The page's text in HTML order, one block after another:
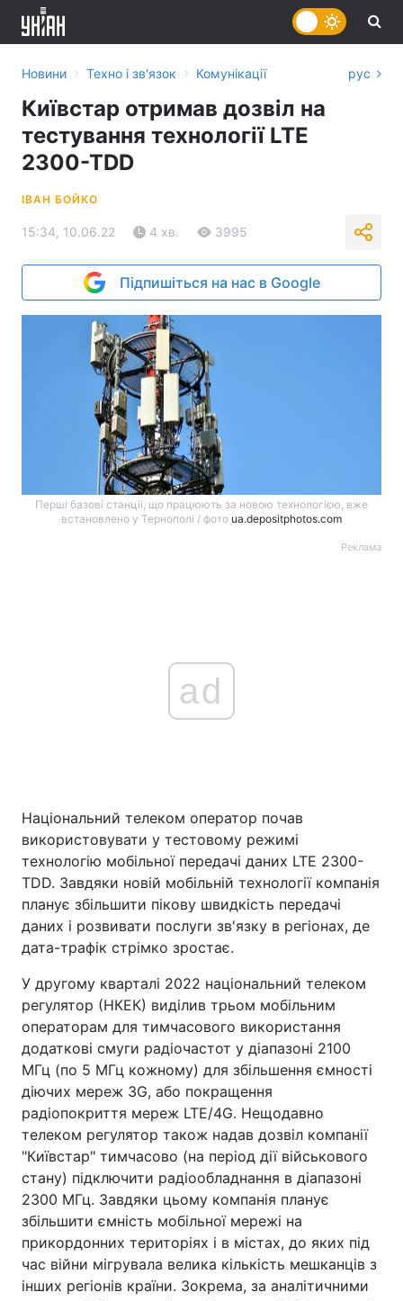
Головна Війна
Україна Політика
Спорт Наука
Техно і зв'язок
Зброя Інциденти
Здоров'я Туризм
Цікавинки Погода
Екологія Регіони
Лонгріди
Відео з Youtube Статті
Новини › Техно і зв'язок › Комунікації рус
Київстар отримав дозвіл на
тестування технології LTE
2300-TDD
ІВАН БОЙКО
15:34, 10.06.22 4 хв. 3995
Підпишіться на нас в Google
Перші базові станції, що працюють за новою технологією, вже
встановлено у Тернополі / фото ua.depositphotos.com
Реклама
ad
Національний телеком оператор почав
використовувати у тестовому режимі
технологію мобільної передачі даних LTE 2300-
TDD. Завдяки новій мобільній технології компанія
планує збільшити пікову швидкість передачі
даних і розвивати послуги зв'язку в регіонах, де
дата-трафік стрімко зростає.
У другому кварталі 2022 національний телеком
регулятор (НКЕК) виділив трьом мобільним
операторам для тимчасового використання
додаткові смуги радіочастот у діапазоні 2100
МГц (по 5 МГц кожному) для збільшення ємності
діючих мереж 3G, або покращення
радіопокриття мереж LTE/4G. Нещодавно
телеком регулятор також надав дозвіл компанії
"Київстар" тимчасово (на період дії військового
стану) підключити радіообладнання в діапазоні
2300 МГц. Завдяки цьому компанія планує
збільшити ємність мобільної мережі на
прикордонних територіях і в містах, до яких під
час війни мігрувала велика кількість мешканців з
інших регіонів країни. Зокрема, за аналітичними